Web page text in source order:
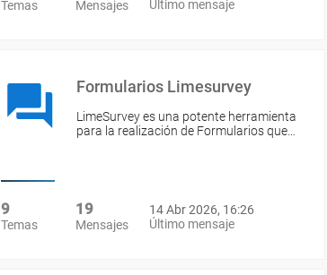
Temas Mensajes
Último mensaje
Formularios Limesurvey
LimeSurvey es una potente herramienta
para la realización de Formularios que…
9
Temas
19
Mensajes
14 Abr 2026, 16:26
Último mensaje